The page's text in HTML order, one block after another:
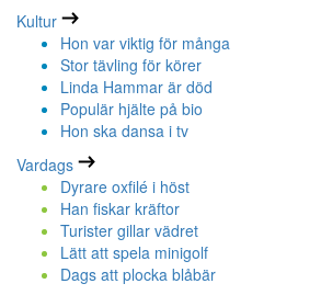
Kultur
Hon var viktig för många
Stor tävling för körer
Linda Hammar är död
Populär hjälte på bio
Hon ska dansa i tv
Vardags
Dyrare oxfilé i höst
Han fiskar kräftor
Turister gillar vädret
Lätt att spela minigolf
Dags att plocka blåbär